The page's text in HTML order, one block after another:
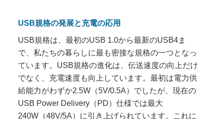
USB規格の発展と充電の応用
USB規格は、最初のUSB 1.0から最新のUSB4ま
で、私たちの暮らしに最も密接な規格の一つとなっ
ています。USB規格の進化は、伝送速度の向上だけ
でなく、充電速度も向上しています。最初は電力供
給能力がわずか2.5W（5V/0.5A）でしたが、現在の
USB Power Delivery（PD）仕様では最大
240W（48V/5A）に引き上げられています。これに